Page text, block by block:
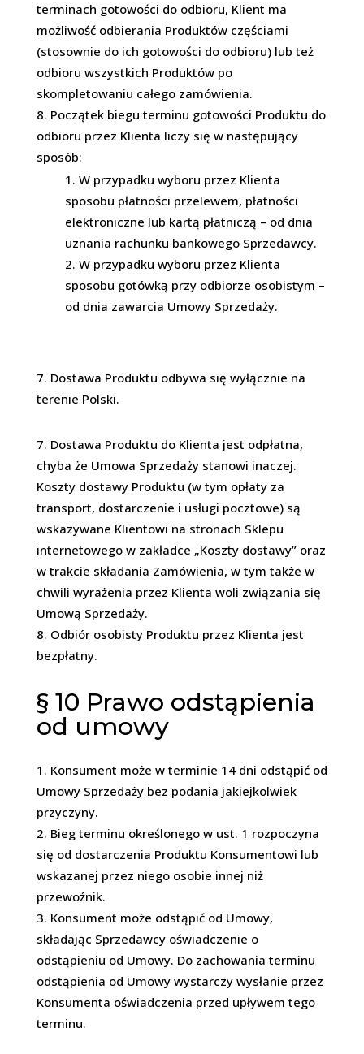
terminach gotowości do odbioru, Klient ma
możliwość odbierania Produktów częściami
(stosownie do ich gotowości do odbioru) lub też
odbioru wszystkich Produktów po
skompletowaniu całego zamówienia.
Początek biegu terminu gotowości Produktu do
odbioru przez Klienta liczy się w następujący
sposób:
W przypadku wyboru przez Klienta
sposobu płatności przelewem, płatności
elektroniczne lub kartą płatniczą – od dnia
uznania rachunku bankowego Sprzedawcy.
W przypadku wyboru przez Klienta
sposobu gotówką przy odbiorze osobistym –
od dnia zawarcia Umowy Sprzedaży.
Dostawa Produktu odbywa się wyłącznie na
terenie Polski.
Dostawa Produktu do Klienta jest odpłatna,
chyba że Umowa Sprzedaży stanowi inaczej.
Koszty dostawy Produktu (w tym opłaty za
transport, dostarczenie i usługi pocztowe) są
wskazywane Klientowi na stronach Sklepu
internetowego w zakładce „Koszty dostawy” oraz
w trakcie składania Zamówienia, w tym także w
chwili wyrażenia przez Klienta woli związania się
Umową Sprzedaży.
Odbiór osobisty Produktu przez Klienta jest
bezpłatny.
§ 10 Prawo odstąpienia
od umowy
Konsument może w terminie 14 dni odstąpić od
Umowy Sprzedaży bez podania jakiejkolwiek
przyczyny.
Bieg terminu określonego w ust. 1 rozpoczyna
się od dostarczenia Produktu Konsumentowi lub
wskazanej przez niego osobie innej niż
przewoźnik.
Konsument może odstąpić od Umowy,
składając Sprzedawcy oświadczenie o
odstąpieniu od Umowy. Do zachowania terminu
odstąpienia od Umowy wystarczy wysłanie przez
Konsumenta oświadczenia przed upływem tego
terminu.